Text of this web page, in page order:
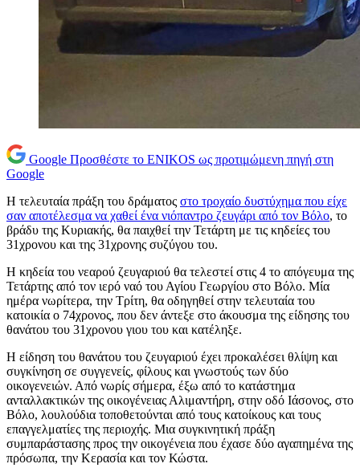
Google Προσθέστε το ENIKOS ως προτιμώμενη πηγή στη
Google
Η τελευταία πράξη του δράματος στο τροχαίο δυστύχημα που είχε
σαν αποτέλεσμα να χαθεί ένα νιόπαντρο ζευγάρι από τον Βόλο, το
βράδυ της Κυριακής, θα παιχθεί την Τετάρτη με τις κηδείες του
31χρονου και της 31χρονης συζύγου του.
Η κηδεία του νεαρού ζευγαριού θα τελεστεί στις 4 το απόγευμα της
Τετάρτης από τον ιερό ναό του Αγίου Γεωργίου στο Βόλο. Μία
ημέρα νωρίτερα, την Τρίτη, θα οδηγηθεί στην τελευταία του
κατοικία ο 74χρονος, που δεν άντεξε στο άκουσμα της είδησης του
θανάτου του 31χρονου γιου του και κατέληξε.
Η είδηση του θανάτου του ζευγαριού έχει προκαλέσει θλίψη και
συγκίνηση σε συγγενείς, φίλους και γνωστούς των δύο
οικογενειών. Από νωρίς σήμερα, έξω από το κατάστημα
ανταλλακτικών της οικογένειας Αλιμαντήρη, στην οδό Ιάσονος, στο
Βόλο, λουλούδια τοποθετούνται από τους κατοίκους και τους
επαγγελματίες της περιοχής. Μια συγκινητική πράξη
συμπαράστασης προς την οικογένεια που έχασε δύο αγαπημένα της
πρόσωπα, την Κερασία και τον Κώστα.